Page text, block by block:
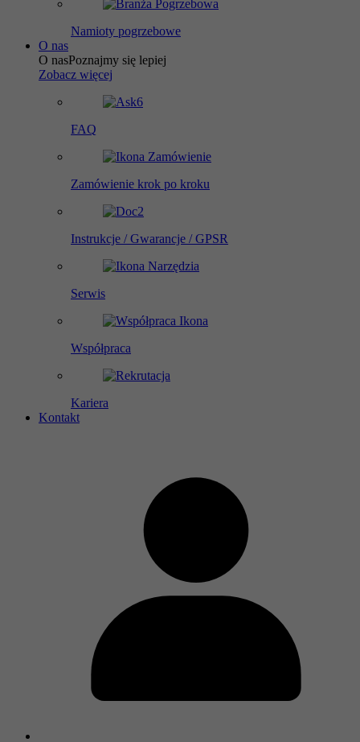
Namioty pogrzebowe
O nas
O nasPoznajmy się lepiej
Zobacz więcej
FAQ
Zamówienie krok po kroku
Instrukcje / Gwarancje / GPSR
Serwis
Współpraca
Kariera
Kontakt